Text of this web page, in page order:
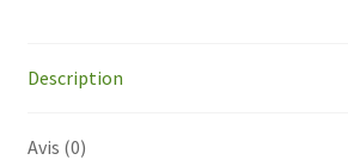
Description
Avis (0)